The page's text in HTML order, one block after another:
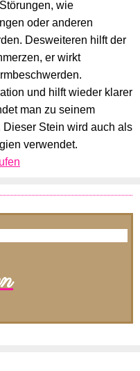
wie
oder anderen
Desweiteren hilft der
er wirkt
und hilft wieder klarer
man zu seinem
Stein wird auch als
verwendet.